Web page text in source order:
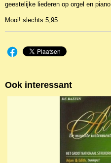
geestelijke liederen op orgel en piano
Mooi! slechts 5,95
Ook interessant